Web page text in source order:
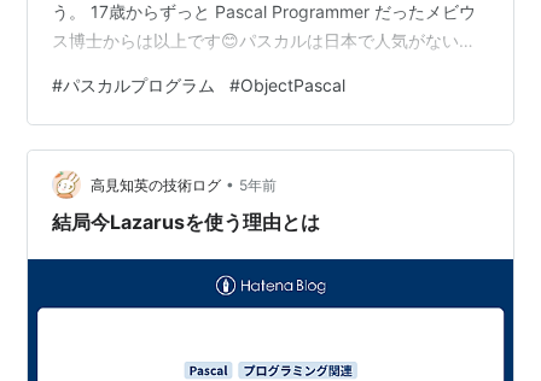
う。 17歳からずっと Pascal Programmer だったメビウ
ス博士からは以上です😊パスカルは日本で人気がないだ
欧州で文化の中心地たる独と仏で人気を博しています。
MS-DOS上で動く mz700 のエミュレータはTurbo
Pascal で開発されました。いまウクライナ紛争が起きて
いる旧ソ連圏でも大人気です。フコンタクテでも「オ・
パスカーレ」というコンテンツが設けられていま…
#パスカルプログラム #ObjectPascal
高見知英の技術ログ • 5年前
結局今Lazarusを使う理由とは